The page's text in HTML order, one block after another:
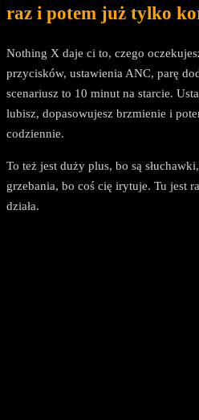
raz i potem już tylko
Nothing X daje ci to, czego
przycisków, ustawienia ANC, parę
scenariusz to 10 minut na starcie.
lubisz, dopasowujesz brzmienie i
codziennie.
To też jest duży plus, bo są
grzebania, bo coś cię irytuje. Tu jest
działa.